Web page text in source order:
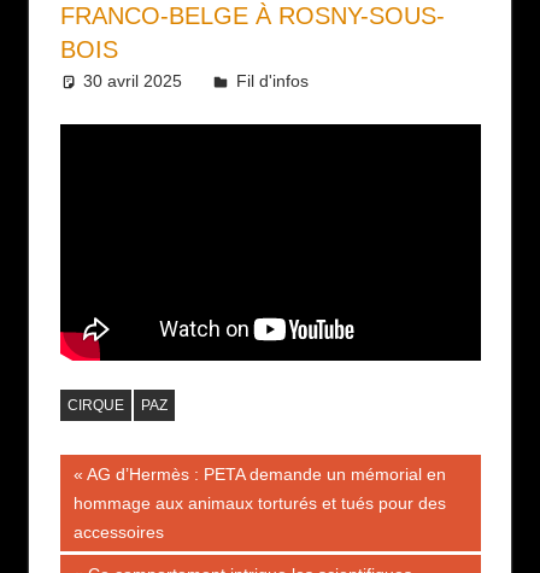
FRANCO-BELGE À ROSNY-SOUS-
BOIS
30 avril 2025 Daniel
Fil d'infos
CIRQUE PAZ
Navigation
de
Publication
précédente :
AG d’Hermès : PETA demande un mémorial en
hommage aux animaux torturés et tués pour des
accessoires